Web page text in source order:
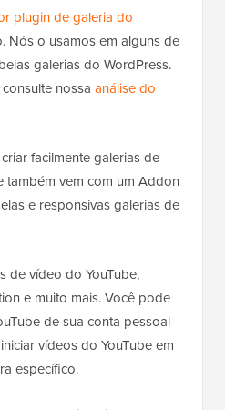
plugin de galeria do
Nós o usamos em alguns de
galerias do WordPress.
nossa análise do
facilmente galerias de
também vem com um Addon
e responsivas galerias de
de vídeo do YouTube,
e muito mais. Você pode
de sua conta pessoal
vídeos do YouTube em
específico.